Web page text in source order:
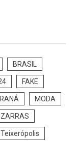
BRASIL
FAKE
MODA
Teixerópolis